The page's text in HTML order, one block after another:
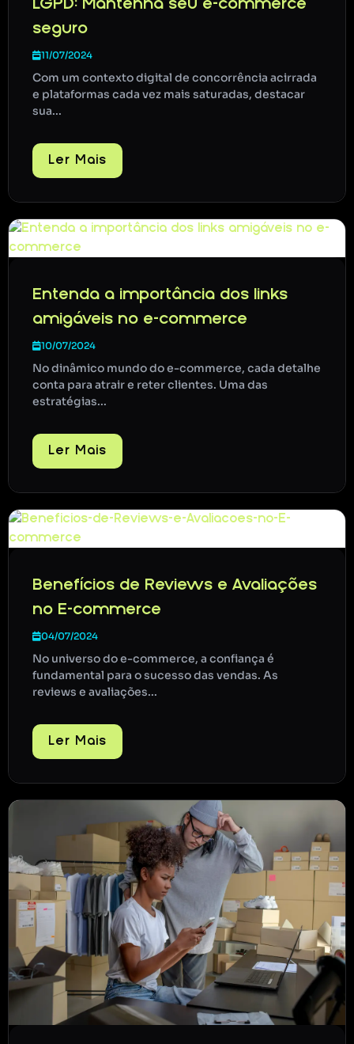
LGPD: Mantenha seu e-commerce
seguro
11/07/2024
Com um contexto digital de concorrência acirrada
e plataformas cada vez mais saturadas, destacar
sua...
Ler Mais
Entenda a importância dos links
amigáveis no e-commerce
10/07/2024
No dinâmico mundo do e-commerce, cada detalhe
conta para atrair e reter clientes. Uma das
estratégias...
Ler Mais
Benefícios de Reviews e Avaliações
no E-commerce
04/07/2024
No universo do e-commerce, a confiança é
fundamental para o sucesso das vendas. As
reviews e avaliações...
Ler Mais